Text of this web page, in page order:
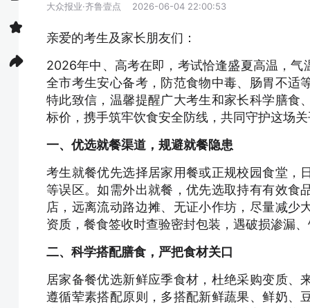
大众报业·齐鲁壹点 2026-06-04 22:00:53
亲爱的考生及家长朋友们：
2026年中、高考在即，考试恰逢盛夏高温，
全市考生安心备考，防范食物中毒、肠胃不适
特此致信，温馨提醒广大考生和家长科学膳食
标价，携手筑牢饮食安全防线，共同守护这场
一、优选就餐渠道，规避就餐隐患
考生就餐优先选择居家用餐或正规校园食堂，
等误区。如需外出就餐，优先选取持有有效食
店，远离流动路边摊、无证小作坊，尽量减少
资质，餐食签收时查验密封包装，遇破损渗漏
二、科学搭配膳食，严把食材关口
居家备餐优选新鲜应季食材，杜绝采购变质、
遵循荤素搭配原则，多搭配新鲜蔬果、鲜奶、